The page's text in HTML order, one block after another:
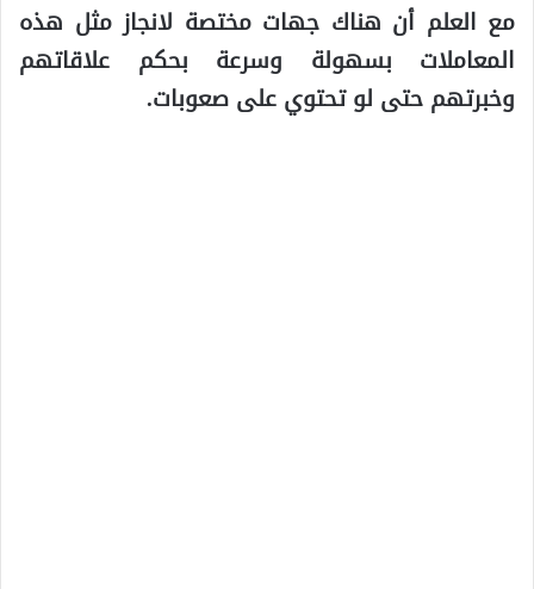
مع العلم أن هناك جهات مختصة لانجاز مثل هذه
المعاملات بسهولة وسرعة بحكم علاقاتهم
وخبرتهم حتى لو تحتوي على صعوبات.